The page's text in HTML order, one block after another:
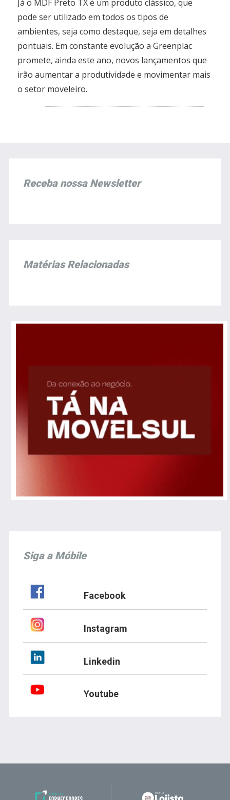
Já o MDF Preto TX é um produto clássico, que
pode ser utilizado em todos os tipos de
ambientes, seja como destaque, seja em detalhes
pontuais. Em constante evolução a Greenplac
promete, ainda este ano, novos lançamentos que
irão aumentar a produtividade e movimentar mais
o setor moveleiro.
Receba nossa Newsletter
Matérias Relacionadas
Siga a Móbile
Facebook
Instagram
Linkedin
Youtube